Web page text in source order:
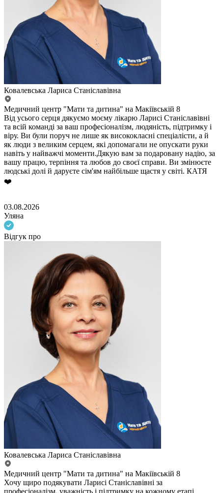
Ковалевська Лариса Станіславівна
Медичний центр "Мати та дитина" на Макіївській 8
Від усього серця дякуємо моєму лікарю Ларисі Станіславівні
та всій команді за ваш професіоналізм, людяність, підтримку і
віру. Ви були поруч не лише як висококласні спеціалісти, а й
як люди з великим серцем, які допомагали не опускати руки
навіть у найважчі моменти.Дякую вам за подаровану надію, за
вашу працю, терпіння та любов до своєї справи. Ви змінюєте
людські долі й даруєте сім'ям найбільше щастя у світі. КАТЯ
❤️
03.08.2026
Уляна
Відгук про
Ковалевська Лариса Станіславівна
Медичний центр "Мати та дитина" на Макіївській 8
Хочу щиро подякувати Ларисі Станіславівні за
професіоналізм, уважність і підтримку на кожному етапі